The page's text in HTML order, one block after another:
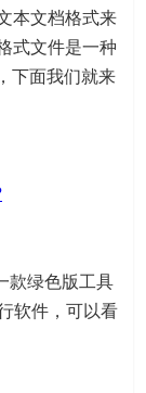
本文档格式来
式文件是一种
下面我们就来
款绿色版工具
软件，可以看